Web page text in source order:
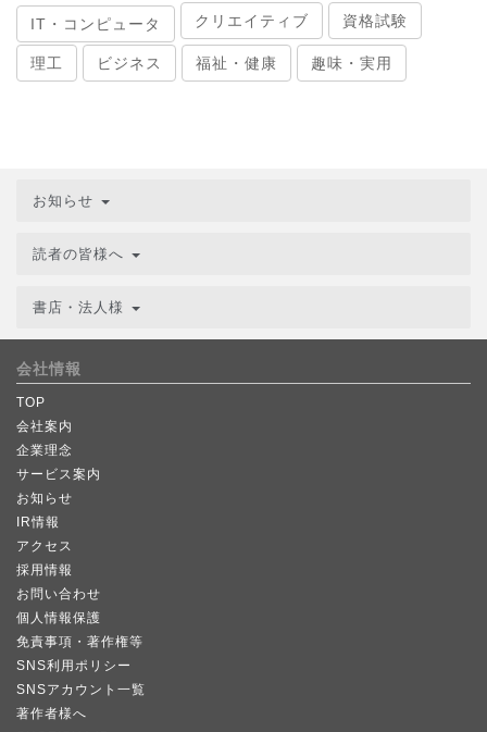
IT・コンピュータ クリエイティブ 資格試験
理工 ビジネス 福祉・健康 趣味・実用
お知らせ
読者の皆様へ
書店・法人様
会社情報
TOP
会社案内
企業理念
サービス案内
お知らせ
IR情報
アクセス
採用情報
お問い合わせ
個人情報保護
免責事項・著作権等
SNS利用ポリシー
SNSアカウント一覧
著作者様へ